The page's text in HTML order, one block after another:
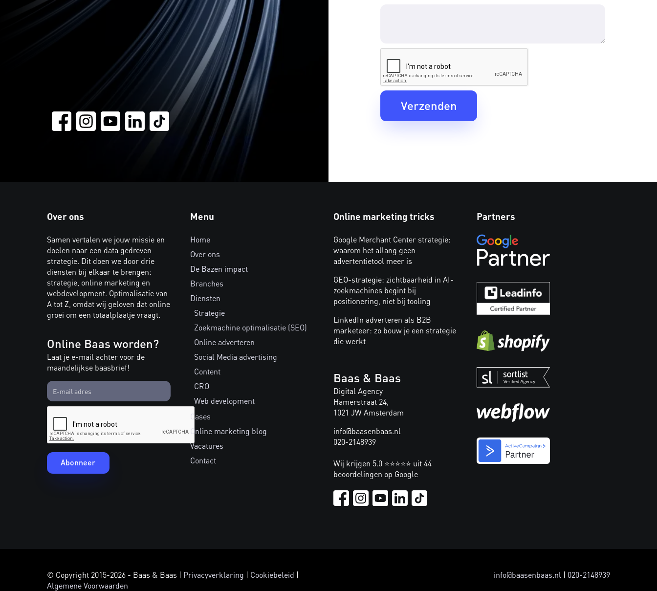
Over ons
Samen vertalen we jouw missie en
doelen naar een data gedreven
strategie. Dit doen we door drie
diensten bij elkaar te brengen:
strategie, online marketing en
webdevelopment. Optimalisatie van
A tot Z, omdat wij geloven dat online
groei om een totaalplaatje vraagt.
Online Baas worden?
Laat je e-mail achter voor de
maandelijkse baasbrief!
Menu
Home
Over ons
De Bazen impact
Branches
Diensten
Strategie
Zoekmachine optimalisatie (SEO)
Online adverteren
Social Media advertising
Content
CRO
Web development
Cases
Online marketing blog
Vacatures
Contact
Online marketing tricks
Google Merchant Center strategie:
waarom het allang geen
advertentietool meer is
GEO-strategie: zichtbaarheid in AI-
zoekmachines begint bij
positionering, niet bij tooling
LinkedIn adverteren als B2B
marketeer: zo bouw je een strategie
die werkt
Baas & Baas
Digital Agency
Hamerstraat 24,
1021 JW Amsterdam
info@baasenbaas.nl
020-2148939
Wij krijgen 5.0 ⭐⭐⭐⭐⭐ uit 44
beoordelingen op Google
Partners
© Copyright 2015-2026 - Baas & Baas | Privacyverklaring | Cookiebeleid |
Algemene Voorwaarden
info@baasenbaas.nl | 020-2148939